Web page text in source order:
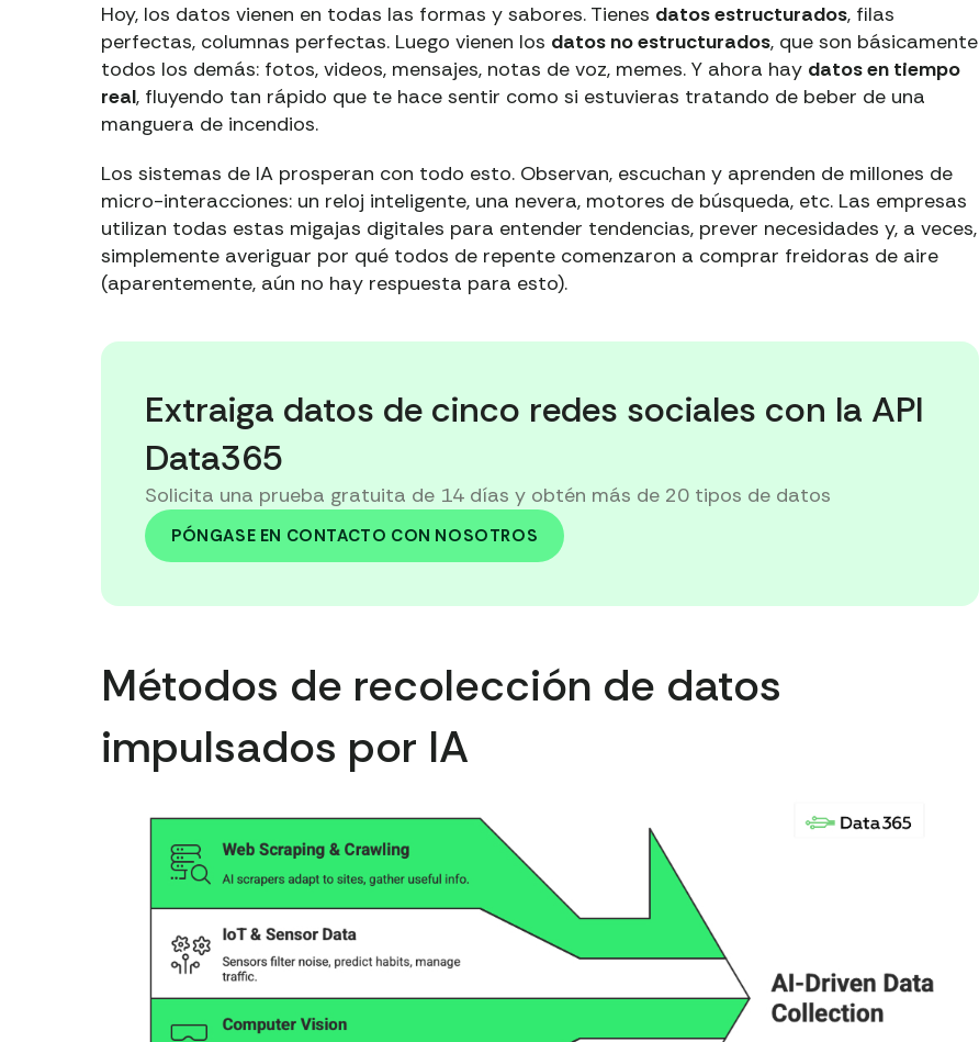
Hoy, los datos vienen en todas las formas y sabores. Tienes datos estructurados, filas
perfectas, columnas perfectas. Luego vienen los datos no estructurados, que son básicamente
todos los demás: fotos, videos, mensajes, notas de voz, memes. Y ahora hay datos en tiempo
real, fluyendo tan rápido que te hace sentir como si estuvieras tratando de beber de una
manguera de incendios.
Los sistemas de IA prosperan con todo esto. Observan, escuchan y aprenden de millones de
micro-interacciones: un reloj inteligente, una nevera, motores de búsqueda, etc. Las empresas
utilizan todas estas migajas digitales para entender tendencias, prever necesidades y, a veces,
simplemente averiguar por qué todos de repente comenzaron a comprar freidoras de aire
(aparentemente, aún no hay respuesta para esto).
Extraiga datos de cinco redes sociales con la API
Data365
Solicita una prueba gratuita de 14 días y obtén más de 20 tipos de datos
PÓNGASE EN CONTACTO CON NOSOTROS
Métodos de recolección de datos
impulsados por IA